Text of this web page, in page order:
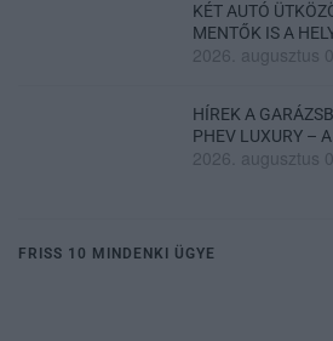
KÉT AUTÓ
MENTŐK IS A
2026. augusztus
HÍREK A
PHEV LUXURY –
2026. augusztus
FRISS 10 MINDENKI ÜGYE